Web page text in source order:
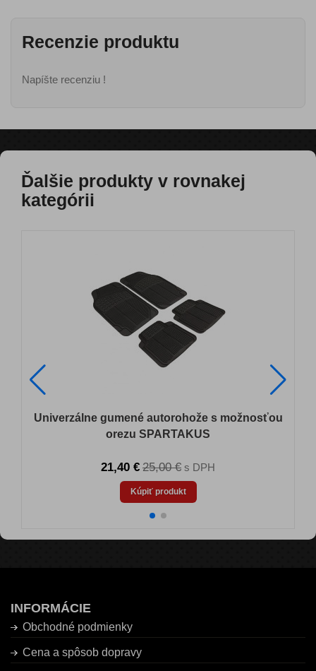
Recenzie produktu
Napíšte recenziu !
Ďalšie produkty v rovnakej
kategórii
Univerzálne gumené autorohože s možnosťou
orezu SPARTAKUS
21,40 € 25,00 € s DPH
Kúpiť produkt
INFORMÁCIE
Obchodné podmienky
Cena a spôsob dopravy